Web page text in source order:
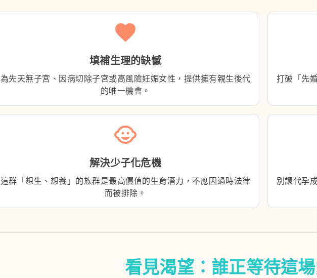
favorite
填補生理的缺憾
為先天無子宮、因病切除子宮或高風險妊娠女性，提供擁有親生後代
的唯一機會。
打破「先
child_care
解決少子化危機
這群「想生、想養」的族群是最高價值的生育潛力，不應因過時法律
而被排除。
別讓代孕
看見渴望：誰正等待這